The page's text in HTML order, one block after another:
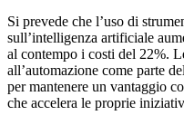
Si prevede che l’uso di
sull’intelligenza artificiale
al contempo i costi del 22%.
all’automazione come parte
per mantenere un vantaggio
che accelera le proprie